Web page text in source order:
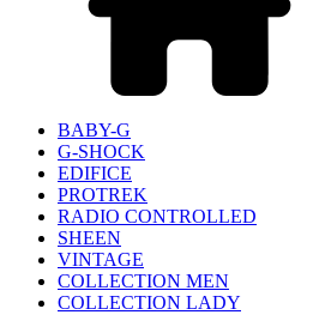
BABY-G
G-SHOCK
EDIFICE
PROTREK
RADIO CONTROLLED
SHEEN
VINTAGE
COLLECTION MEN
COLLECTION LADY